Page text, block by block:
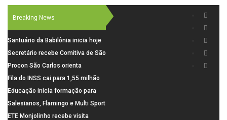
Breaking News
Santuário da Babilônia inicia hoje
(06), uma programação especial
para os seus 160 anos de história.
Secretário recebe Comitiva de São
Carlos para debater investimentos
em rodovias
Procon São Carlos orienta
consumidores sobre cuidados
nas compras para o Dia dos Pais
Fila do INSS cai para 1,55 milhão
em julho, com alta de 66,5% nos
pedidos negados em 2026
Educação inicia formação para
elaboração do novo Plano
Municipal
Salesianos, Flamingo e Multi Sport
vão representar São Carlos no
ETE Monjolinho recebe visita